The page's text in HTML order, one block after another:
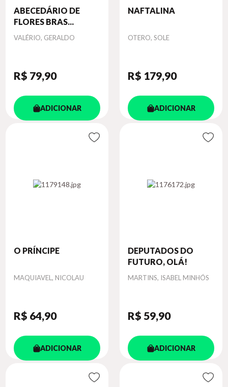
ABECEDÁRIO DE
FLORES BRAS...
Autor
VALÉRIO, GERALDO
R$ 79,90
ADICIONAR
NAFTALINA
Autor
OTERO, SOLE
R$ 179,90
ADICIONAR
O PRÍNCIPE
Autor
MAQUIAVEL, NICOLAU
R$ 64,90
ADICIONAR
DEPUTADOS DO
FUTURO, OLÁ!
Autor
MARTINS, ISABEL MINHÓS
R$ 59,90
ADICIONAR